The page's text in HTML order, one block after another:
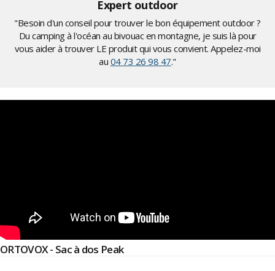
Expert outdoor
"Besoin d'un conseil pour trouver le bon équipement outdoor ?
Du camping à l'océan au bivouac en montagne, je suis là pour
vous aider à trouver LE produit qui vous convient. Appelez-moi
au 04 73 26 98 47."
ORTOVOX - Sac à dos Peak